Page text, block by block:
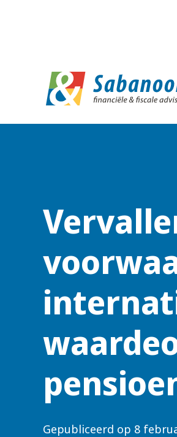
Gepubliceerd op 8